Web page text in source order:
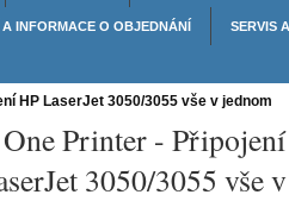
A INFORMACE O OBJEDNÁNÍ SERVIS
HP LaserJet 3050/3055 vše v jednom
Printer -
3050/3055 vše